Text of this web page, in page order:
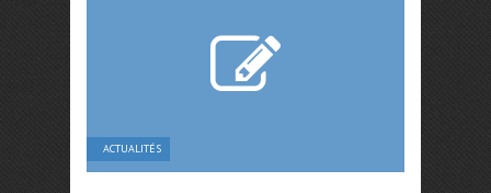
ACTUALITÉS